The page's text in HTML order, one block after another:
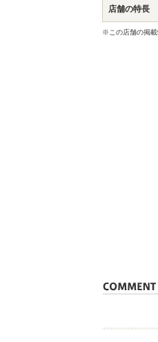
店舗の特長
※この店舗の掲載